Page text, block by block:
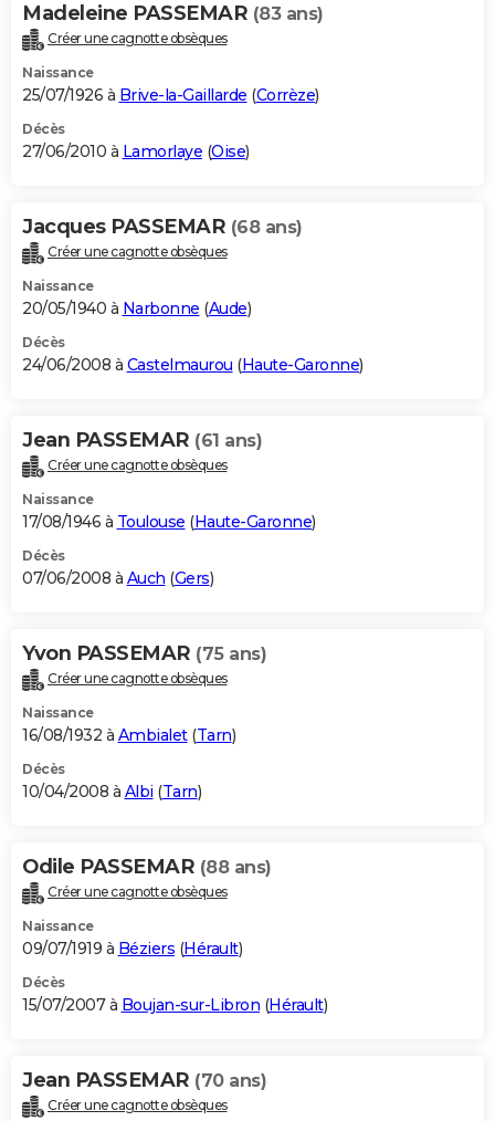
Madeleine PASSEMAR (83 ans)
Créer une cagnotte obsèques
Naissance
25/07/1926 à Brive-la-Gaillarde (Corrèze)
Décès
27/06/2010 à Lamorlaye (Oise)
Jacques PASSEMAR (68 ans)
Créer une cagnotte obsèques
Naissance
20/05/1940 à Narbonne (Aude)
Décès
24/06/2008 à Castelmaurou (Haute-Garonne)
Jean PASSEMAR (61 ans)
Créer une cagnotte obsèques
Naissance
17/08/1946 à Toulouse (Haute-Garonne)
Décès
07/06/2008 à Auch (Gers)
Yvon PASSEMAR (75 ans)
Créer une cagnotte obsèques
Naissance
16/08/1932 à Ambialet(Tarn)
Décès
10/04/2008 à Albi (Tarn)
Odile PASSEMAR (88 ans)
Créer une cagnotte obsèques
Naissance
09/07/1919 à Béziers (Hérault)
Décès
15/07/2007 à Boujan-sur-Libron (Hérault)
Jean PASSEMAR (70 ans)
Créer une cagnotte obsèques